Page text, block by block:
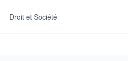
Droit et Société